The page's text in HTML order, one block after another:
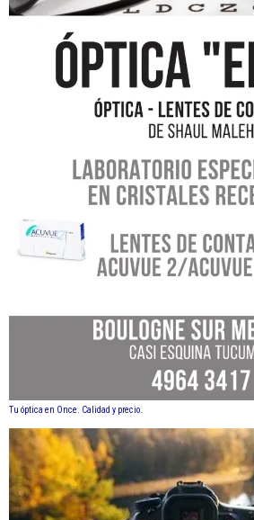
Tu óptica en Once. Calidad y precio.